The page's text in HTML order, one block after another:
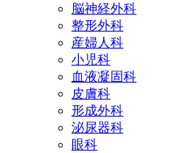
脳神経外科
整形外科
産婦人科
小児科
血液凝固科
皮膚科
形成外科
泌尿器科
眼科